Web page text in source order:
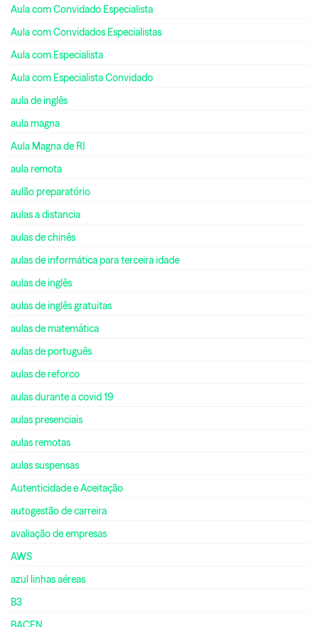
Aula com Convidado Especialista
Aula com Convidados Especialistas
Aula com Especialista
Aula com Especialista Convidado
aula de inglês
aula magna
Aula Magna de RI
aula remota
aulão preparatório
aulas a distancia
aulas de chinês
aulas de informática para terceira idade
aulas de inglês
aulas de inglês gratuitas
aulas de matemática
aulas de português
aulas de reforco
aulas durante a covid 19
aulas presenciais
aulas remotas
aulas suspensas
Autenticidade e Aceitação
autogestão de carreira
avaliação de empresas
AWS
azul linhas aéreas
B3